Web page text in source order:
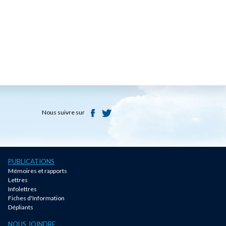
Nous suivre sur
PUBLICATIONS
Mémoires et rapports
Lettres
Infolettres
Fiches d'Information
Dépliants
NOUS JOINDRE